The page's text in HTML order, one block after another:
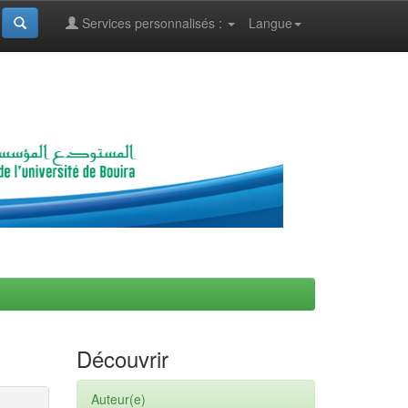
Langue
Services personnalisés :
Découvrir
Auteur(e)